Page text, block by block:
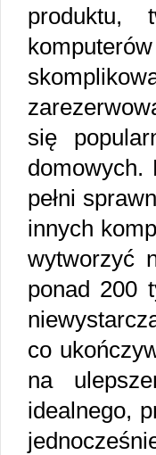
produktu,
się
domowych.
pełni
innych
wytworzyć
ponad 200
co
na
idealnego,